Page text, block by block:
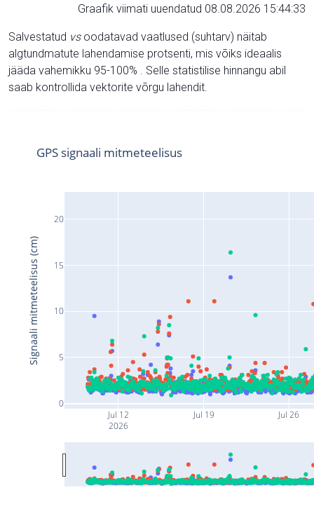
Graafik viimati uuendatud 08.08.2026 15:44:33
Salvestatud vsoodatavad vaatlused (suhtarv) näitab
algtundmatute lahendamise protsenti, mis võiks ideaalis
jääda vahemikku 95-100% . Selle statistilise hinnangu abil
saab kontrollida vektorite võrgu lahendit.
Jul 12
2026
Jul 19 Jul 26
0
5
10
15
20
GPS signaali mitmeteelisus
Signaali mitmeteelisus (cm)